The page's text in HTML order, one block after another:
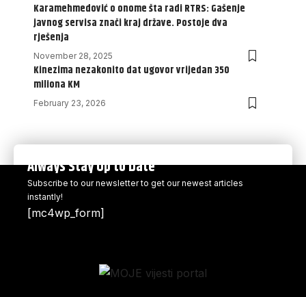
Karamehmedović o onome šta radi RTRS: Gašenje
javnog servisa znači kraj države. Postoje dva
rješenja
November 28, 2025
Kinezima nezakonito dat ugovor vrijedan 350
miliona KM
February 23, 2026
Always Stay Up to Date
Subscribe to our newsletter to get our newest articles
instantly!
[mc4wp_form]